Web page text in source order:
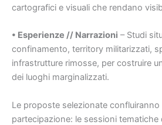
cartografici e visuali che rendano
• Esperienze // Narrazioni – Studi
confinamento, territory militarizzati,
infrastrutture rimosse, per costruire
dei luoghi marginalizzati.
Le proposte selezionate
partecipazione: le sessioni tematiche